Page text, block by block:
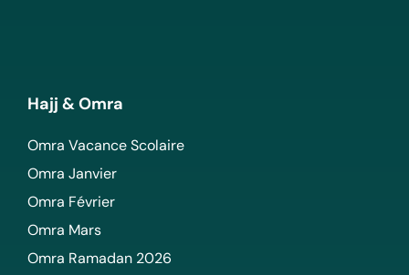
Hajj & Omra
Omra Vacance Scolaire
Omra Janvier
Omra Février
Omra Mars
Omra Ramadan 2026